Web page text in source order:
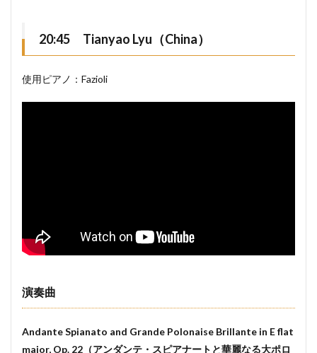
20:45 Tianyao Lyu（China）
使用ピアノ：Fazioli
演奏曲
Andante Spianato and Grande Polonaise Brillante in E flat
major, Op. 22（アンダンテ・スピアナートと華麗なる大ポロ